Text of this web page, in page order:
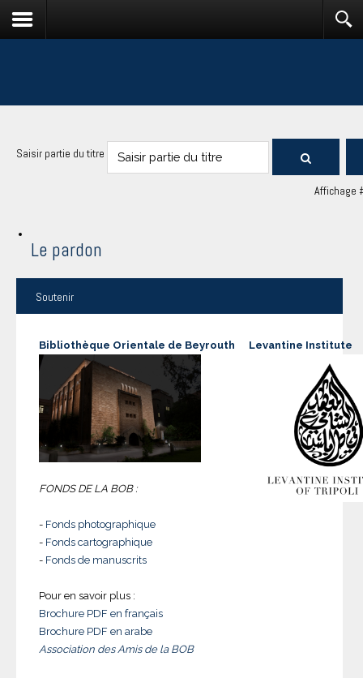
Saisir partie du titre
Affichage
Le pardon
Soutenir
Bibliothèque Orientale de Beyrouth
FONDS DE LA BOB :
- Fonds photographique
- Fonds cartographique
- Fonds de manuscrits
Pour en savoir plus :
Brochure PDF en français
Brochure PDF en arabe
Association des Amis de la BOB
Levantine Institute